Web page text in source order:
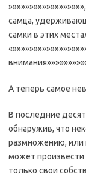
самца,
самки в этих
А теперь самое
В последние
обнаружив, что
размножению, или
может произвести
только свои